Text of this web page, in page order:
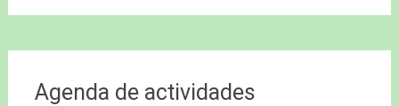
Agenda de actividades